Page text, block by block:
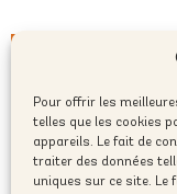
Pour offrir les
telles que les cookies
appareils. Le fait de
traiter des données
uniques sur ce site. Le